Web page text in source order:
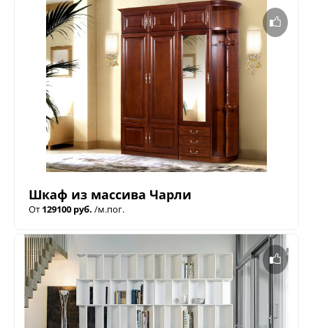
Шкаф из массива Чарли
От 129100 руб. /м.пог.